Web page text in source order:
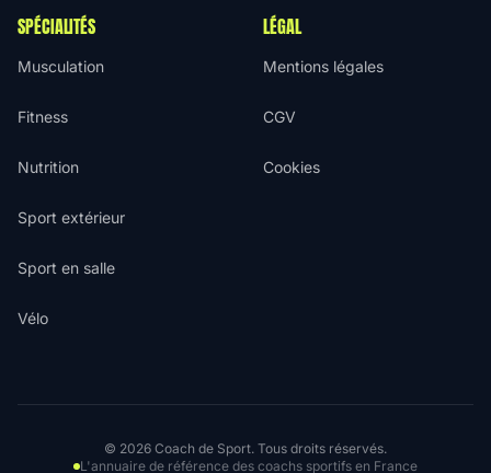
SPÉCIALITÉS
Musculation
Fitness
Nutrition
Sport extérieur
Sport en salle
Vélo
LÉGAL
Mentions légales
CGV
Cookies
© 2026 Coach de Sport. Tous droits réservés.
L'annuaire de référence des coachs sportifs en France